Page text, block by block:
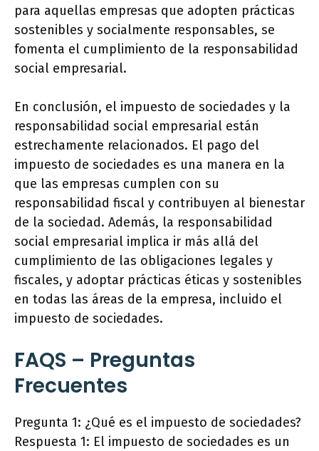
para aquellas empresas que adopten prácticas
sostenibles y socialmente responsables, se
fomenta el cumplimiento de la responsabilidad
social empresarial.
En conclusión, el impuesto de sociedades y la
responsabilidad social empresarial están
estrechamente relacionados. El pago del
impuesto de sociedades es una manera en la
que las empresas cumplen con su
responsabilidad fiscal y contribuyen al bienestar
de la sociedad. Además, la responsabilidad
social empresarial implica ir más allá del
cumplimiento de las obligaciones legales y
fiscales, y adoptar prácticas éticas y sostenibles
en todas las áreas de la empresa, incluido el
impuesto de sociedades.
FAQS – Preguntas
Frecuentes
Pregunta 1: ¿Qué es el impuesto de sociedades?
Respuesta 1: El impuesto de sociedades es un